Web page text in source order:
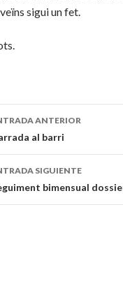
sigui un fet.
ANTERIOR
al barri
SIGUIENTE
bimensual